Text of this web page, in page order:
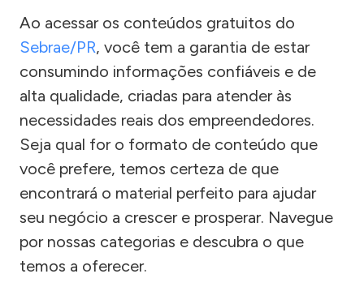
Ao acessar os conteúdos gratuitos do
Sebrae/PR, você tem a garantia de estar
consumindo informações confiáveis e de
alta qualidade, criadas para atender às
necessidades reais dos empreendedores.
Seja qual for o formato de conteúdo que
você prefere, temos certeza de que
encontrará o material perfeito para ajudar
seu negócio a crescer e prosperar. Navegue
por nossas categorias e descubra o que
temos a oferecer.